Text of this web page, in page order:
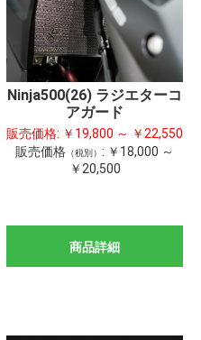
Ninja500(26) ラジエターコ
アガード
販売価格: ￥19,800 ～ ￥22,550
販売価格 （税別） : ￥18,000 ～
￥20,500
商品詳細